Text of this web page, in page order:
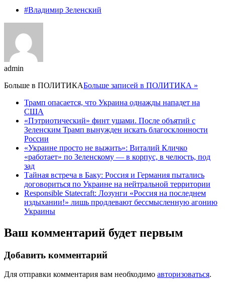
#Владимир Зеленский
admin
Больше в ПОЛИТИКАБольше записей в ПОЛИТИКА »
Трамп опасается, что Украина однажды нападет на
США
«Пэтриотический» финт ушами. После объятий с
Зеленским Трамп вынужден искать благосклонности
России
«Украине просто не выжить»: Виталий Кличко
«работает» по Зеленскому — в корпус, в челюсть, под
зад
Тайная встреча в Баку: Россия и Германия пытались
договориться по Украине на нейтральной территории
Responsible Statecraft: Лозунги «Россия на последнем
издыхании!» лишь продлевают бессмысленную агонию
Украины
Ваш комментарий будет первым
Добавить комментарий
Для отправки комментария вам необходимо авторизоваться.